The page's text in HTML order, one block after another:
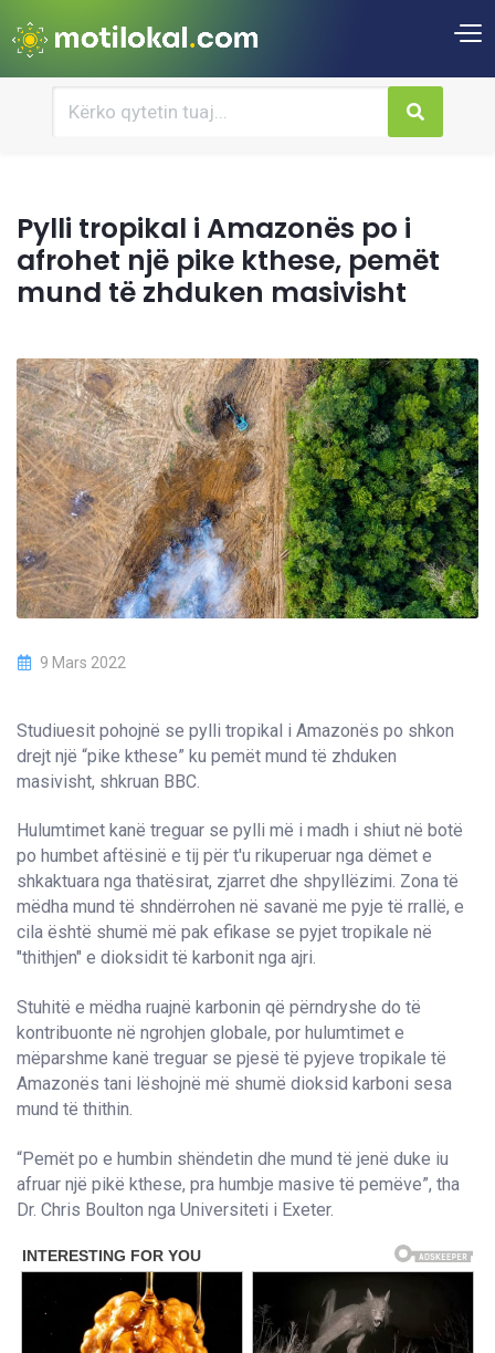
Pylli tropikal i Amazonës po i
afrohet një pike kthese, pemët
mund të zhduken masivisht
9 Mars 2022
Studiuesit pohojnë se pylli tropikal i Amazonës po shkon
drejt një “pike kthese” ku pemët mund të zhduken
masivisht, shkruan BBC.
Hulumtimet kanë treguar se pylli më i madh i shiut në botë
po humbet aftësinë e tij për t'u rikuperuar nga dëmet e
shkaktuara nga thatësirat, zjarret dhe shpyllëzimi. Zona të
mëdha mund të shndërrohen në savanë me pyje të rrallë, e
cila është shumë më pak efikase se pyjet tropikale në
"thithjen" e dioksidit të karbonit nga ajri.
Stuhitë e mëdha ruajnë karbonin që përndryshe do të
kontribuonte në ngrohjen globale, por hulumtimet e
mëparshme kanë treguar se pjesë të pyjeve tropikale të
Amazonës tani lëshojnë më shumë dioksid karboni sesa
mund të thithin.
“Pemët po e humbin shëndetin dhe mund të jenë duke iu
afruar një pikë kthese, pra humbje masive të pemëve”, tha
Dr. Chris Boulton nga Universiteti i Exeter.